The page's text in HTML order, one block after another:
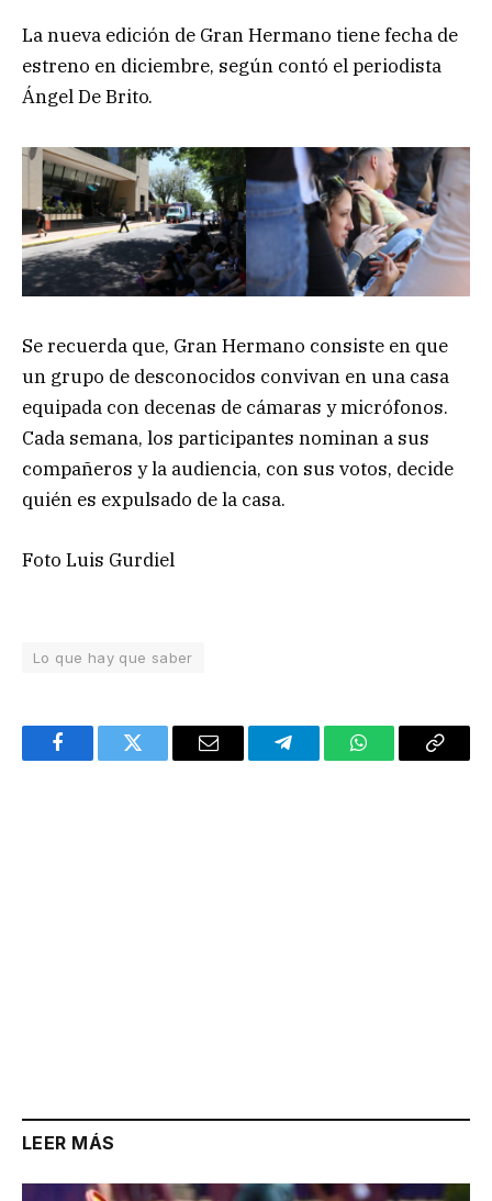
La nueva edición de Gran Hermano tiene fecha de
estreno en diciembre, según contó el periodista
Ángel De Brito.
Se recuerda que, Gran Hermano consiste en que
un grupo de desconocidos convivan en una casa
equipada con decenas de cámaras y micrófonos.
Cada semana, los participantes nominan a sus
compañeros y la audiencia, con sus votos, decide
quién es expulsado de la casa.
Foto Luis Gurdiel
Lo que hay que saber
FacebookTwitter Email TelegramWhatsAppCopy
LEER MÁS